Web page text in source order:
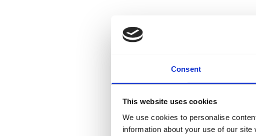
Consent
This website uses cookies
We use cookies to personalise
information about your use of our